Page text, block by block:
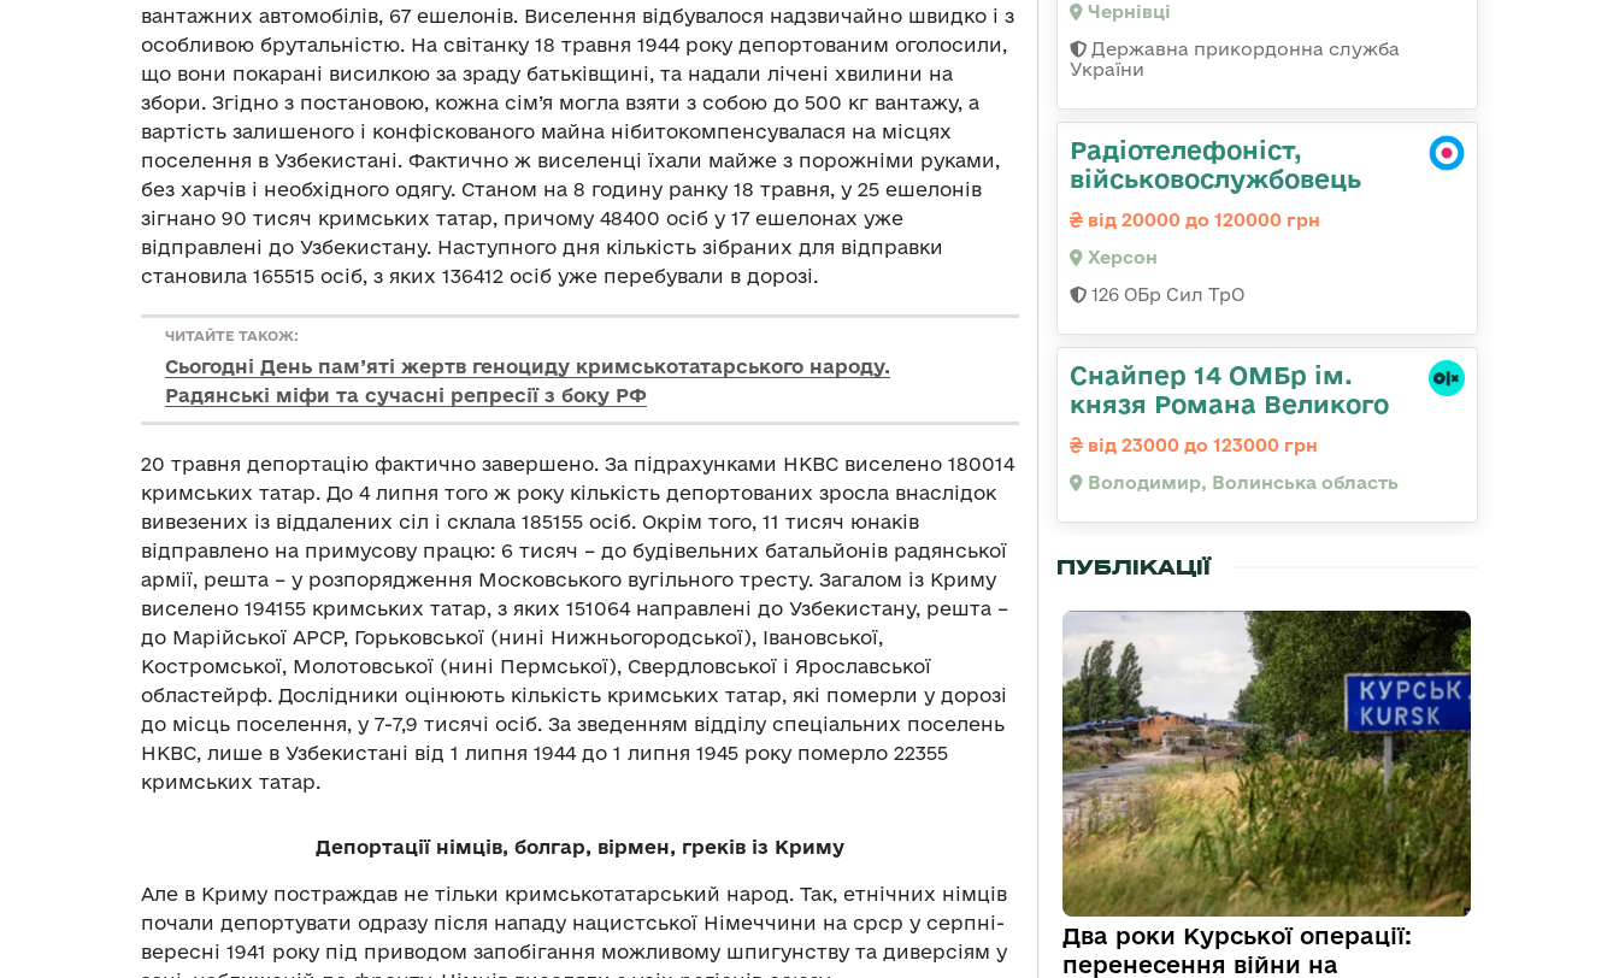
вантажних автомобілів, 67 ешелонів. Виселення відбувалося надзвичайно швидко і з
особливою брутальністю. На світанку 18 травня 1944 року депортованим оголосили,
що вони покарані висилкою за зраду батьківщині, та надали лічені хвилини на
збори. Згідно з постановою, кожна сім’я могла взяти з собою до 500 кг вантажу, а
вартість залишеного і конфіскованого майна нібитокомпенсувалася на місцях
поселення в Узбекистані. Фактично ж виселенці їхали майже з порожніми руками,
без харчів і необхідного одягу. Станом на 8 годину ранку 18 травня, у 25 ешелонів
зігнано 90 тисяч кримських татар, причому 48400 осіб у 17 ешелонах уже
відправлені до Узбекистану. Наступного дня кількість зібраних для відправки
становила 165515 осіб, з яких 136412 осіб уже перебували в дорозі.
ЧИТАЙТЕ ТАКОЖ:
Сьогодні День пам’яті жертв геноциду кримськотатарського народу.
Радянські міфи та сучасні репресії з боку РФ
20 травня депортацію фактично завершено. За підрахунками НКВС виселено 180014
кримських татар. До 4 липня того ж року кількість депортованих зросла внаслідок
вивезених із віддалених сіл і склала 185155 осіб. Окрім того, 11 тисяч юнаків
відправлено на примусову працю: 6 тисяч – до будівельних батальйонів радянської
армії, решта – у розпорядження Московського вугільного тресту. Загалом із Криму
виселено 194155 кримських татар, з яких 151064 направлені до Узбекистану, решта –
до Марійської АРСР, Горьковської (нині Нижньогородської), Івановської,
Костромської, Молотовської (нині Пермської), Свердловської і Ярославської
областейрф. Дослідники оцінюють кількість кримських татар, які померли у дорозі
до місць поселення, у 7-7,9 тисячі осіб. За зведенням відділу спеціальних поселень
НКВС, лише в Узбекистані від 1 липня 1944 до 1 липня 1945 року померло 22355
кримських татар.
Депортації німців, болгар, вірмен, греків із Криму
Але в Криму постраждав не тільки кримськотатарський народ. Так, етнічних німців
почали депортувати одразу після нападу нацистської Німеччини на срср у серпні-
вересні 1941 року під приводом запобігання можливому шпигунству та диверсіям у
Чернівці
Державна прикордонна служба
України
Радіотелефоніст,
військовослужбовець
від 20000 до 120000 грн
Херсон
126 ОБр Сил ТрО
Снайпер 14 ОМБр ім.
князя Романа Великого
від 23000 до 123000 грн
Володимир, Волинська область
ПУБЛІКАЦІЇ
Два роки Курської операції:
перенесення війни на